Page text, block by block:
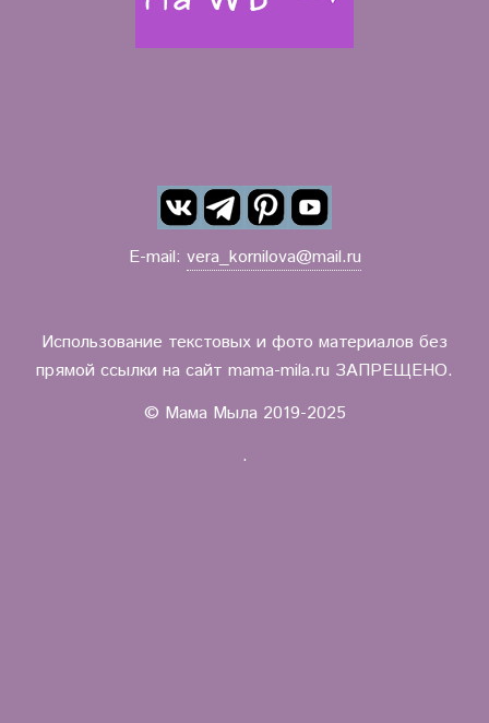
E-mail: vera_kornilova@mail.ru
Использование текстовых и фото материалов без
прямой ссылки на сайт mama-mila.ru ЗАПРЕЩЕНО.
© Мама Мыла 2019-2025
.